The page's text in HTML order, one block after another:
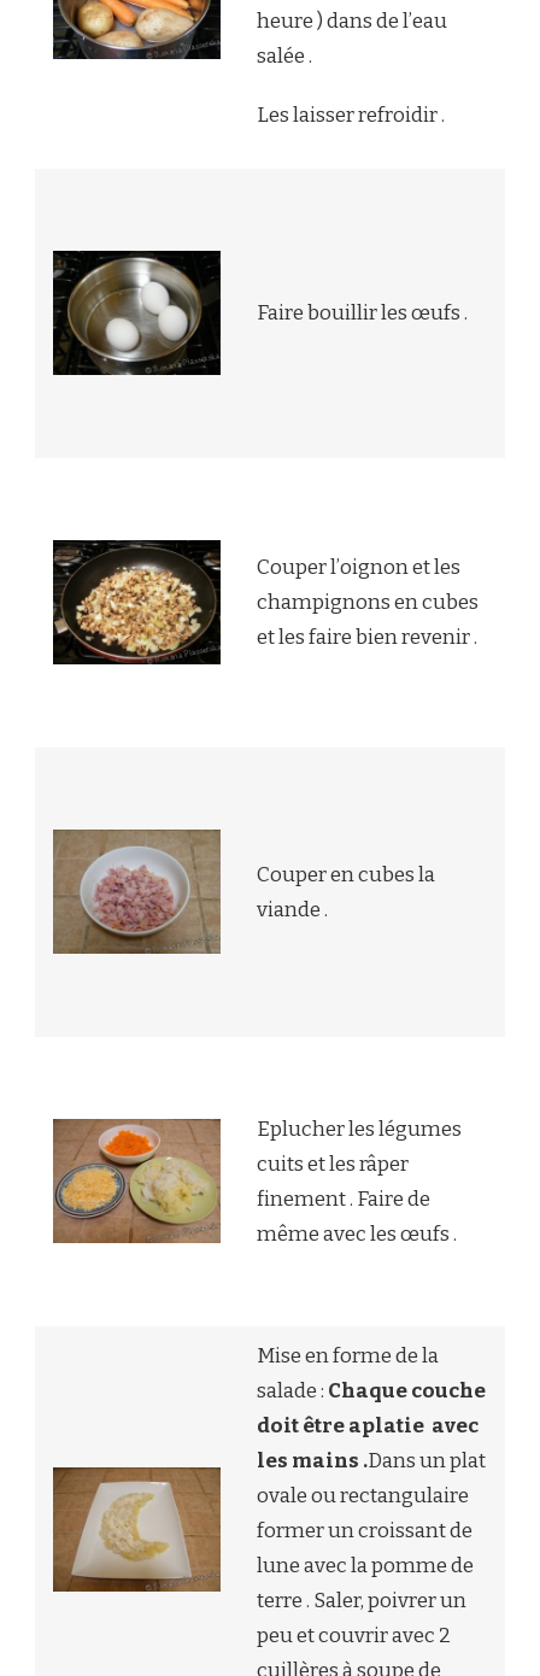
heure ) dans de l’eau
salée .
Les laisser refroidir .
Faire bouillir les œufs .
Couper l’oignon et les
champignons en cubes
et les faire bien revenir .
Couper en cubes la
viande .
Eplucher les légumes
cuits et les râper
finement . Faire de
même avec les œufs .
Mise en forme de la
salade : Chaque couche
doit être aplatie avec
les mains .Dans un plat
ovale ou rectangulaire
former un croissant de
lune avec la pomme de
terre . Saler, poivrer un
peu et couvrir avec 2
cuillères à soupe de